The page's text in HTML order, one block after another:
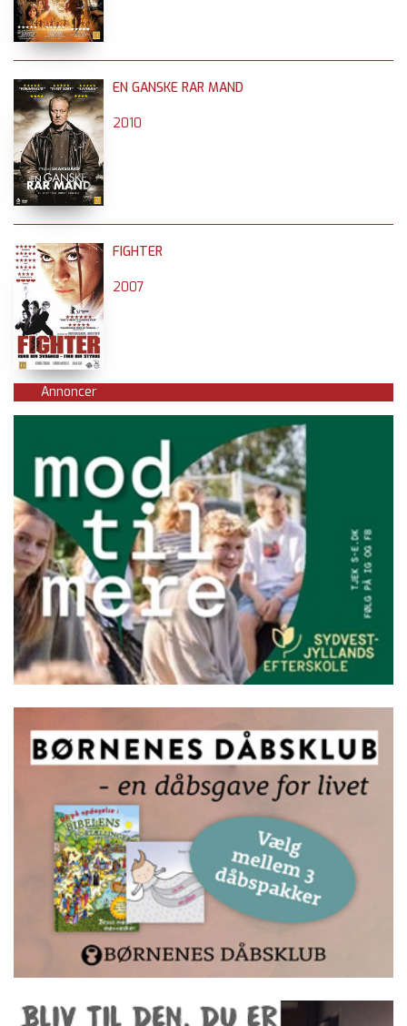
EN GANSKE RAR MAND
2010
FIGHTER
2007
Annoncer